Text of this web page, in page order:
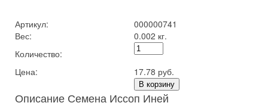
Артикул:
000000741
Вес:
0.002 кг.
Количество:
Цена:
17.78 руб.
В корзину
Описание Семена Иссоп Иней